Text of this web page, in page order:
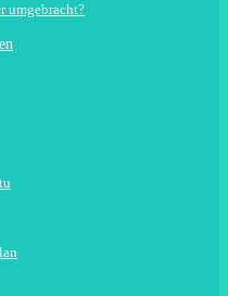
umgebracht?